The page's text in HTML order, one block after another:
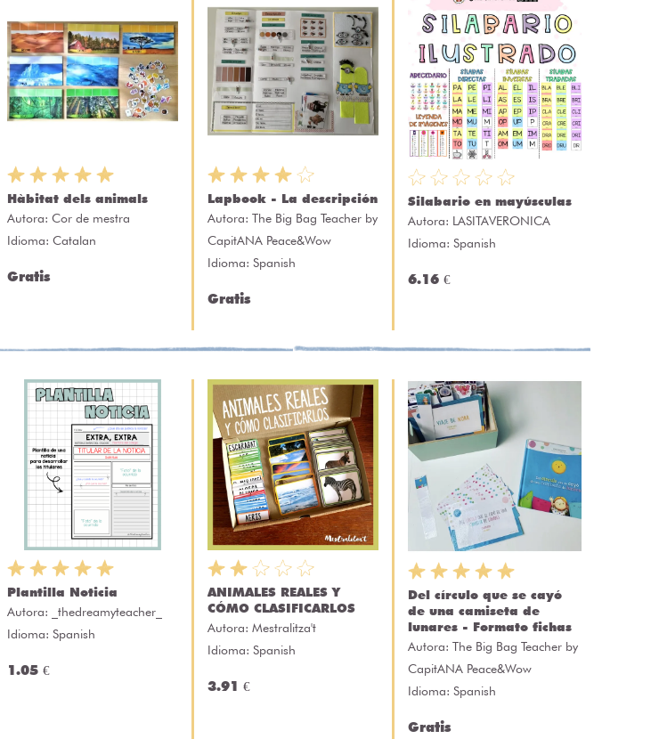
Hàbitat dels animals
Autora: Cor de mestra
Idioma: Catalan
Gratis
Lapbook - La descripción
Autora: The Big Bag Teacher by
CapitANA Peace&Wow
Idioma: Spanish
Gratis
Silabario en mayúsculas
Autora: LASITAVERONICA
Idioma: Spanish
6.16 €
Plantilla Noticia
Autora:
_thedreamyteacher_
Idioma: Spanish
1.05 €
ANIMALES REALES Y
CÓMO CLASIFICARLOS
Autora: Mestralitza't
Idioma: Spanish
3.91 €
Del círculo que se cayó
de una camiseta de
lunares - Formato fichas
Autora: The Big Bag Teacher by
CapitANA Peace&Wow
Idioma: Spanish
Gratis